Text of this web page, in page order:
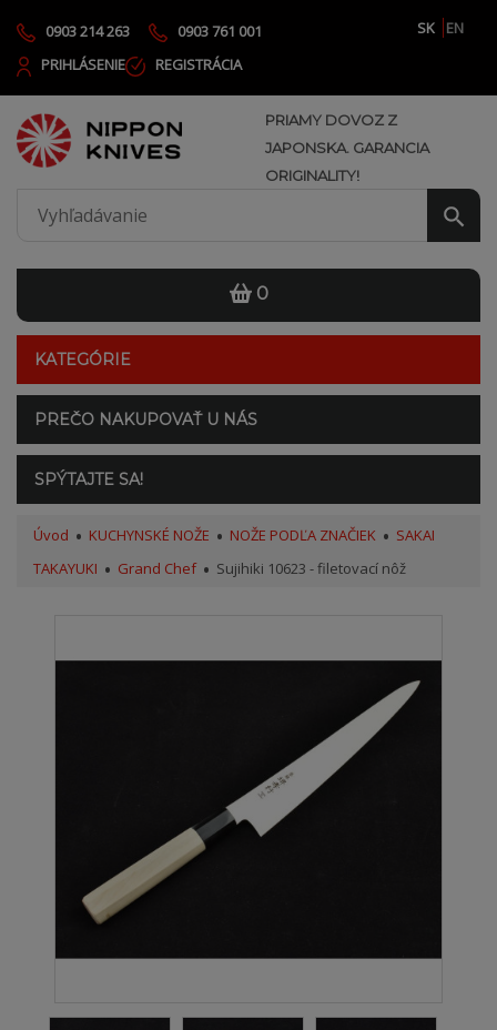
0903 214 263 0903 761 001 SK
EN
PRIHLÁSENIE
REGISTRÁCIA
PRIAMY DOVOZ Z
JAPONSKA. GARANCIA
ORIGINALITY!
0
KATEGÓRIE
PREČO NAKUPOVAŤ U NÁS
SPÝTAJTE SA!
Úvod KUCHYNSKÉ NOŽE NOŽE PODĽA ZNAČIEK
SAKAI
TAKAYUKI
Grand Chef Sujihiki 10623 - filetovací nôž